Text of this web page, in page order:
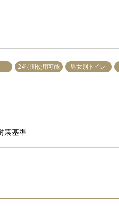
24時間使用可能 男女別トイレ
震基準